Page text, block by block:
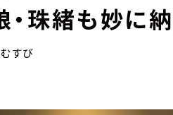
・珠緒も妙に
すび